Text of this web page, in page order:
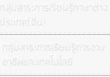
กลุ่มสาระการเรียนรู้ภาษาต่าง
ประเทศ(จีน)
กลุ่มสาระการเรียนรู้การงาน
อาชีพและเทคโนโลยี